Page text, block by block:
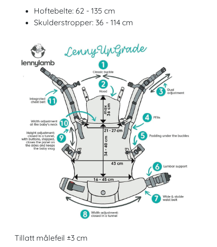
Hoftebelte: 62 - 135 cm
Skulderstropper: 36 - 114 cm
Tillatt målefeil ±3 cm